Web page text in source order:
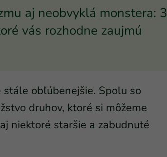
aj neobvyklá monstera: 3
vás rozhodne zaujmú
obľúbenejšie. Spolu so
druhov, ktoré si môžeme
niektoré staršie a zabudnuté